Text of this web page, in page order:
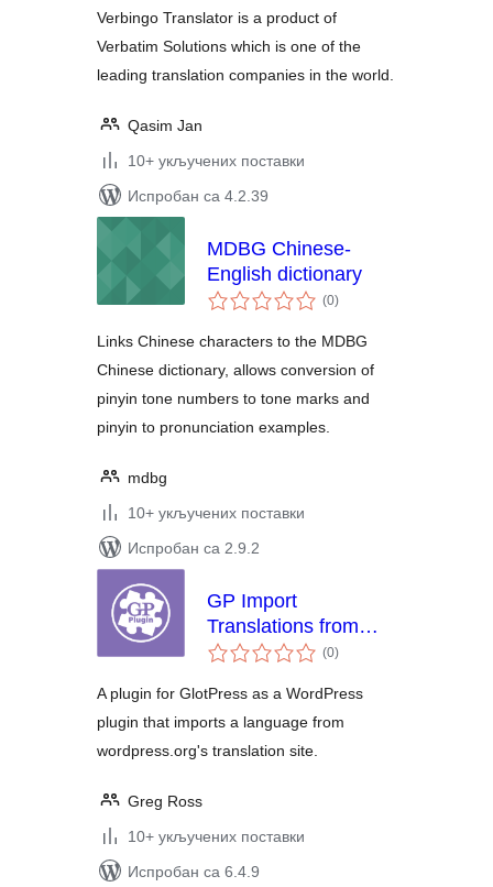
Verbingo Translator is a product of
Verbatim Solutions which is one of the
leading translation companies in the world.
Qasim Jan
10+ укључених поставки
Испробан са 4.2.39
MDBG Chinese-
English dictionary
(0укупних
оцена
)
Links Chinese characters to the MDBG
Chinese dictionary, allows conversion of
pinyin tone numbers to tone marks and
pinyin to pronunciation examples.
mdbg
10+ укључених поставки
Испробан са 2.9.2
GP Import
Translations from
wordress.org (0укупних
оцена
)
A plugin for GlotPress as a WordPress
plugin that imports a language from
wordpress.org's translation site.
Greg Ross
10+ укључених поставки
Испробан са 6.4.9